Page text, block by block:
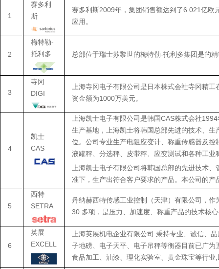
1
赛多利
斯
赛多利斯2009年，集团销售额达到了6.021亿欧
应用。
2
梅特勒-
托利多
总部位于瑞士苏黎世的梅特勒-托利多集团是的
3
寺冈
DIGI
上海寺冈电子有限公司是日本株式会社寺冈精
资金额为1000万美元。
4
凯士
CAS
上海凯士电子有限公司是韩国CAS株式会社
生产基地，上海凯士将韩国总部先进的技术、
位。公司专业生产电阻应变计、称重传感器及
液罐秤、分选秤、皮带秤、应变测试和各种工业
上海凯士电子有限公司将韩国总部的先进技术
准下，生产出符合客户要求的产品。本公司的
5
西特
SETRA
丹纳赫西特传感工业控制（天津）有限公司，
30 多项，是压力、加速度、称重产品的技术核
6
英展
EXCELL
上海英展机电企业有限公司:秉持专业、诚信、
子地磅、电子天平、电子吊秤等衡器目前已广
食品加工、油漆、理化实验室、黄金珠宝等行